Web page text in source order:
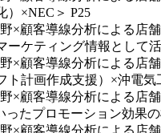
）×NEC＞ P25
×顧客導線分析による
ケティング情報として
×顧客導線分析による
計画作成支援）×沖電気
×顧客導線分析による
たプロモーション効果
×顧客導線分析による